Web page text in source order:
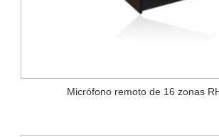
Micrófono remoto de 16 zonas